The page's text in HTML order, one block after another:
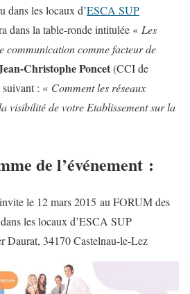
dans les locaux d’ESCA SUP
dans la table-ronde intitulée « Les
communication comme facteur de
Christophe Poncet(CCI de
: « Comment les réseaux
visibilité de votre Etablissement sur la
de l’événement :
le 12 mars 2015 au FORUM des
les locaux d’ESCA SUP
Daurat, 34170 Castelnau-le-Lez